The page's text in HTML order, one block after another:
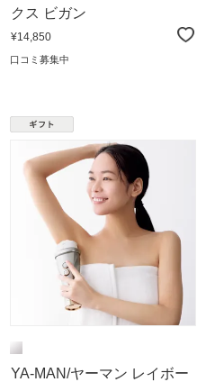
クス ビガン
¥14,850
口コミ募集中
YA-MAN/ヤーマン レイボー